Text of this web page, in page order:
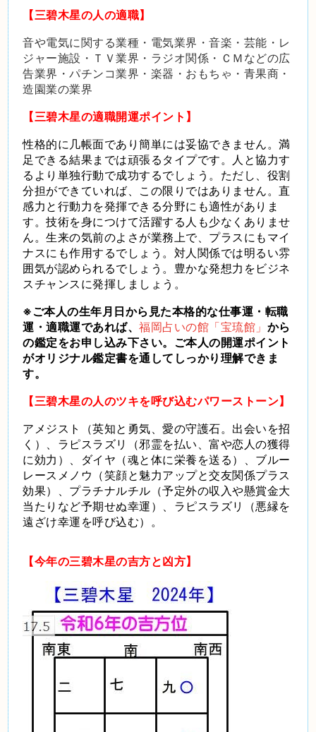
【三碧木星の人の適職】
音や電気に関する業種・電気業界・音楽・芸能・レ
ジャー施設・ＴＶ業界・ラジオ関係・ＣＭなどの広
告業界・パチンコ業界・楽器・おもちゃ・青果商・
造園業の業界
【三碧木星の適職開運ポイント】
性格的に几帳面であり簡単には妥協できません。満
足できる結果までは頑張るタイプです。人と協力す
るより単独行動で成功するでしょう。ただし、役割
分担ができていれば、この限りではありません。直
感力と行動力を発揮できる分野にも適性がありま
す。技術を身につけて活躍する人も少なくありませ
ん。生来の気前のよさが業務上で、プラスにもマイ
ナスにも作用するでしょう。対人関係では明るい雰
囲気が認められるでしょう。豊かな発想力をビジネ
スチャンスに発揮しましょう。
※ご本人の生年月日から見た本格的な仕事運・転職
運・適職運であれば、福岡占いの館「宝琉館」 から
の鑑定をお申し込み下さい。ご本人の開運ポイント
がオリジナル鑑定書を通してしっかり理解できま
す。
【三碧木星の人のツキを呼び込むパワーストーン】
アメジスト（英知と勇気、愛の守護石。出会いを招
く）、ラピスラズリ（邪霊を払い、富や恋人の獲得
に効力）、ダイヤ（魂と体に栄養を送る）、ブルー
レースメノウ（笑顔と魅力アップと交友関係プラス
効果）、プラチナルチル（予定外の収入や懸賞金大
当たりなど予期せぬ幸運）、ラピスラズリ（悪縁を
遠ざけ幸運を呼び込む）。
【今年の三碧木星の吉方と凶方】